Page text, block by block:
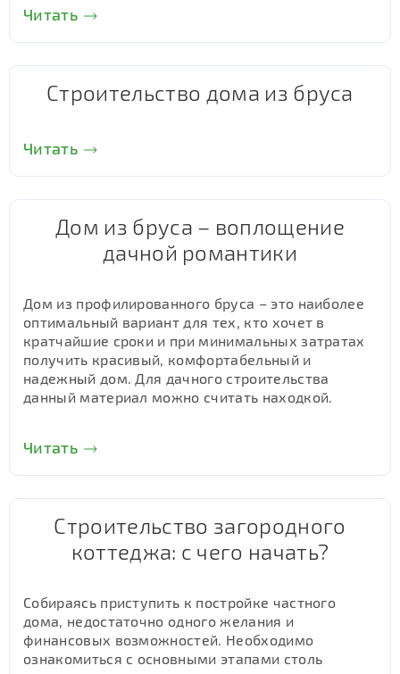
Читать
Строительство дома из бруса
Читать
Дом из бруса – воплощение
дачной романтики
Дом из профилированного бруса – это наиболее
оптимальный вариант для тех, кто хочет в
кратчайшие сроки и при минимальных затратах
получить красивый, комфортабельный и
надежный дом. Для дачного строительства
данный материал можно считать находкой.
Читать
Строительство загородного
коттеджа: с чего начать?
Собираясь приступить к постройке частного
дома, недостаточно одного желания и
финансовых возможностей. Необходимо
ознакомиться с основными этапами столь